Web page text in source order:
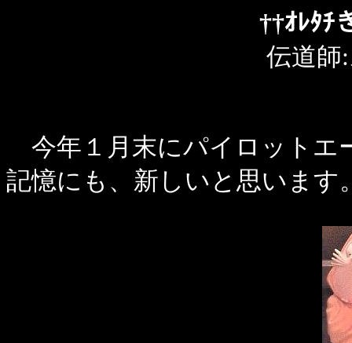
††ｵﾚﾀﾁ
伝道師
今年１月末にパイロットエ
記憶にも、新しいと思います